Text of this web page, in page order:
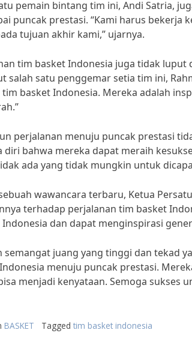
pemain bintang tim ini, Andi Satria,
puncak prestasi. “Kami harus bekerja
tujuan akhir kami,” ujarnya.
tim basket Indonesia juga tidak
salah satu penggemar setia tim ini,
tim basket Indonesia. Mereka adalah
perjalanan menuju puncak prestasi
diri bahwa mereka dapat meraih
ada yang tidak mungkin untuk
wawancara terbaru, Ketua
terhadap perjalanan tim basket
Indonesia dan dapat menginspirasi
semangat juang yang tinggi dan tekad
menuju puncak prestasi.
menjadi kenyataan. Semoga sukses
BASKET Tagged tim basket indonesia